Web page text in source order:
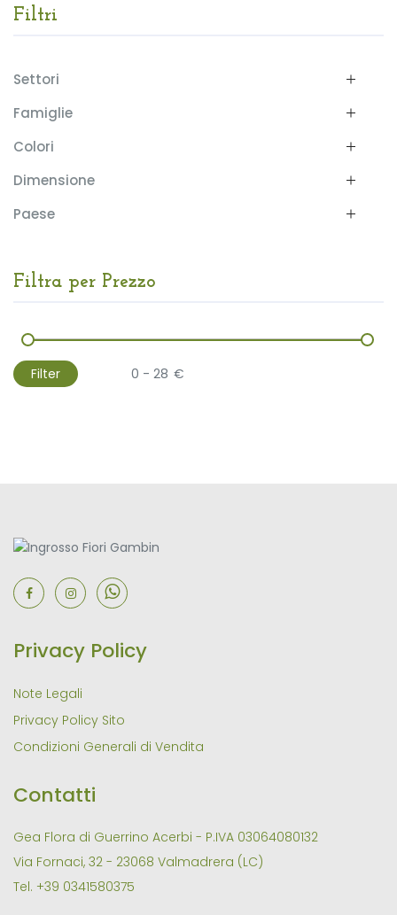
Filtri
Settori
Famiglie
Colori
Dimensione
Paese
Filtra per Prezzo
Filter €
Privacy Policy
Note Legali
Privacy Policy Sito
Condizioni Generali di Vendita
Contatti
Gea Flora di Guerrino Acerbi - P.IVA 03064080132
Via Fornaci, 32 - 23068 Valmadrera (LC)
Tel. +39 0341580375